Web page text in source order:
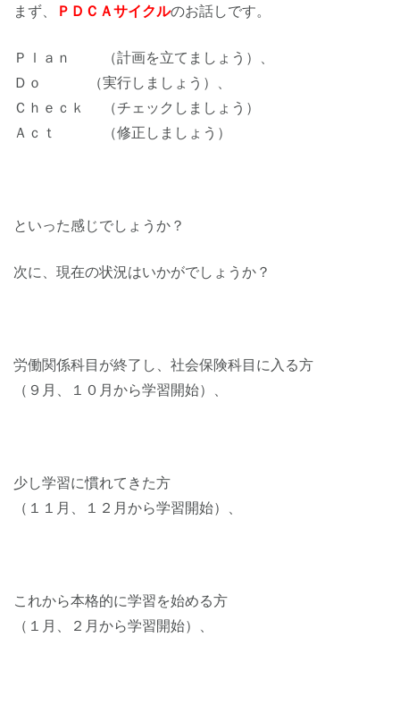
まず、 ＰＤＣＡサイクルのお話しです。
Ｐｌａｎ （計画を立てましょう）、
Ｄｏ （実行しましょう）、
Ｃｈｅｃｋ （チェックしましょう）
Ａｃｔ （修正しましょう）
といった感じでしょうか？
次に、現在の状況はいかがでしょうか？
労働関係科目が終了し、社会保険科目に入る方
（９月、１０月から学習開始）、
少し学習に慣れてきた方
（１１月、１２月から学習開始）、
これから本格的に学習を始める方
（１月、２月から学習開始）、